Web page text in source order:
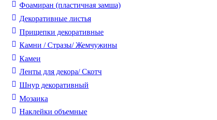
Фоамиран (пластичная замша)
Декоративные листья
Прищепки декоративные
Камни / Cтразы/ Жемчужины
Камеи
Ленты для декора/ Скотч
Шнур декоративный
Мозаика
Наклейки объемные